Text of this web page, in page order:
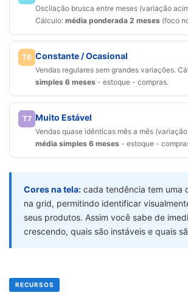
Oscilação brusca entre meses (variação
Cálculo: média ponderada 2 meses (foco
T6 Constante / Ocasional
Vendas regulares sem grandes variações.
simples 6 meses - estoque - compras.
T7 Muito Estável
Vendas quase idênticas mês a mês
média simples 6 meses - estoque -
Cores na tela: cada tendência tem uma
na grid, permitindo identificar
seus produtos. Assim você sabe de
crescendo, quais são instáveis e quais
RECURSOS